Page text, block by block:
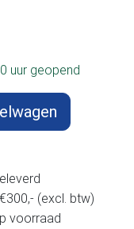
uur geopend
(excl. btw)
voorraad